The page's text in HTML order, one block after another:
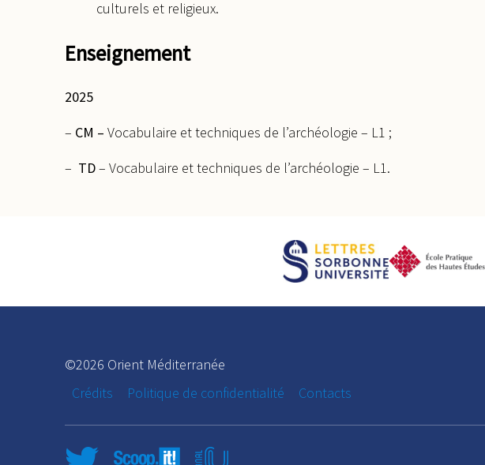
culturels et religieux.
Enseignement
2025
– CM – Vocabulaire et techniques de l’archéologie – L1 ;
– TD– Vocabulaire et techniques de l’archéologie – L1.
©2026 Orient Méditerranée
Crédits
Politique de confidentialité Contacts